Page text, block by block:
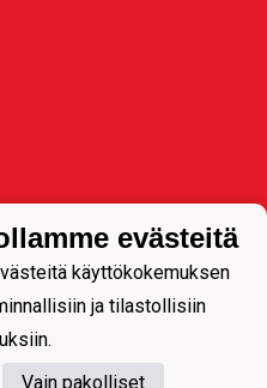
evästeitä
käyttökokemuksen
ja tilastollisiin
Vain pakolliset